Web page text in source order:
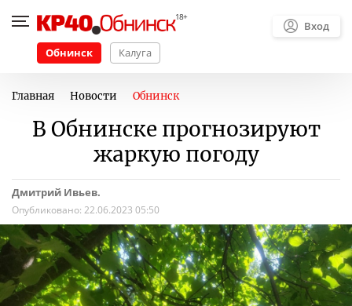
Обнинск Калуга
Вход
Главная Новости Обнинск
В Обнинске прогнозируют
жаркую погоду
Дмитрий Ивьев.
Опубликовано: 22.06.2023 05:50